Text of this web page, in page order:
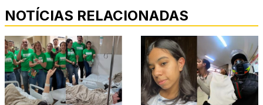
NOTÍCIAS RELACIONADAS